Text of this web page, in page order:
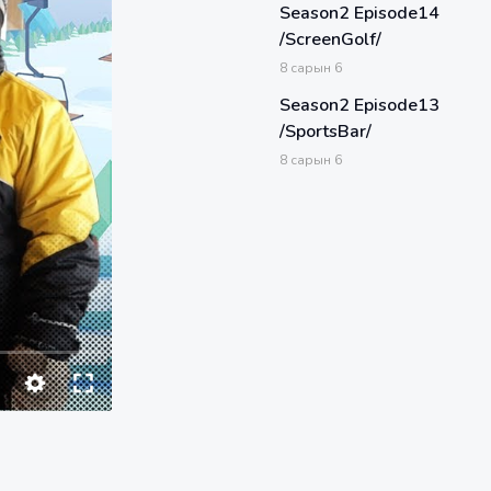
Season2 Episode14
/ScreenGolf/
8сарын 6
Season2 Episode13
/SportsBar/
8сарын 6